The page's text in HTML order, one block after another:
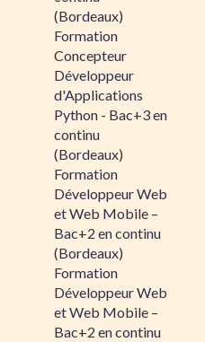
(Bordeaux)
Formation
Concepteur
Développeur
d'Applications
Python - Bac+3 en
continu
(Bordeaux)
Formation
Développeur Web
et Web Mobile –
Bac+2 en continu
(Bordeaux)
Formation
Développeur Web
et Web Mobile –
Bac+2 en continu